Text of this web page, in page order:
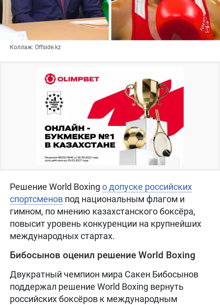
Коллаж: Offside.kz
Решение World Boxing о допуске российских
спортсменов под национальным флагом и
гимном, по мнению казахстанского боксёра,
повысит уровень конкуренции на крупнейших
международных стартах.
Бибосынов оценил решение World Boxing
Двукратный чемпион мира Сакен Бибосынов
поддержал решение World Boxing вернуть
российских боксёров к международным